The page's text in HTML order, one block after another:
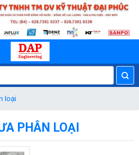
loại
PHÂN LOẠI